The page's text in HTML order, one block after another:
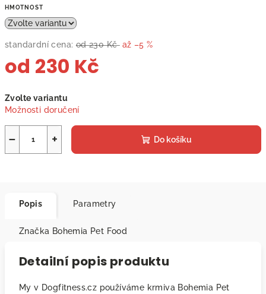
HMOTNOST
standardní cena: od 230 Kč až –5 %
od 230 Kč
cena:
Zvolte variantu
Možnosti doručení
+
− Do košíku
Popis Parametry
Značka Bohemia Pet Food
Detailní popis produktu
My v Dogfitness.cz používáme krmiva Bohemia Pet